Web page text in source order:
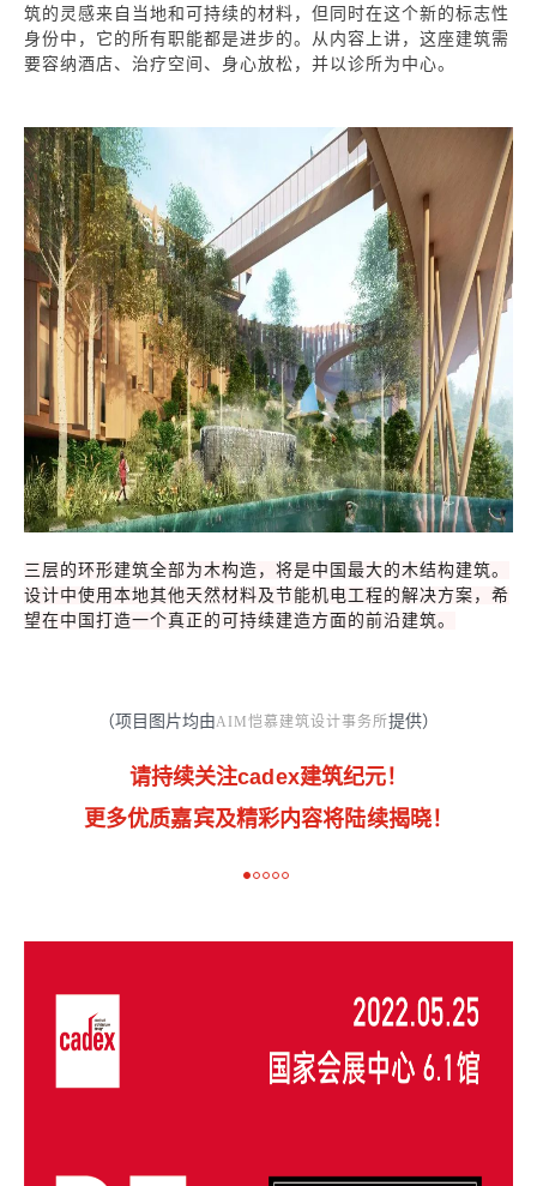
筑的灵感来自当地和可持续的材料，但同时在这个新的标志性
身份中，它的所有职能都是进步的。从内容上讲，这座建筑需
要容纳酒店、治疗空间、身心放松，并以诊所为中心。
三层的环形建筑全部为木构造，将是中国最大的木结构建筑。
设计中使用本地其他天然材料及节能机电工程的解决方案，希
望在中国打造一个真正的可持续建造方面的前沿建筑。
（项目图片均由AIM恺慕建筑设计事务所提供）
请持续关注cadex建筑纪元！
更多优质嘉宾及精彩内容将陆续揭晓！